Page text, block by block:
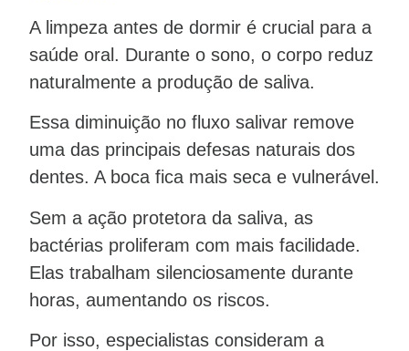
A limpeza antes de dormir é crucial para a
saúde oral. Durante o sono, o corpo reduz
naturalmente a produção de saliva.
Essa diminuição no fluxo salivar remove
uma das principais defesas naturais dos
dentes. A boca fica mais seca e vulnerável.
Sem a ação protetora da saliva, as
bactérias proliferam com mais facilidade.
Elas trabalham silenciosamente durante
horas, aumentando os riscos.
Por isso, especialistas consideram a